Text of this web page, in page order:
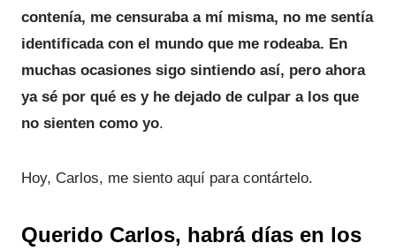
contenía, me censuraba a mí misma, no me sentía
identificada con el mundo que me rodeaba. En
muchas ocasiones sigo sintiendo así, pero ahora
ya sé por qué es y he dejado de culpar a los que
no sienten como yo.
Hoy, Carlos, me siento aquí para contártelo.
Querido Carlos, habrá días en los